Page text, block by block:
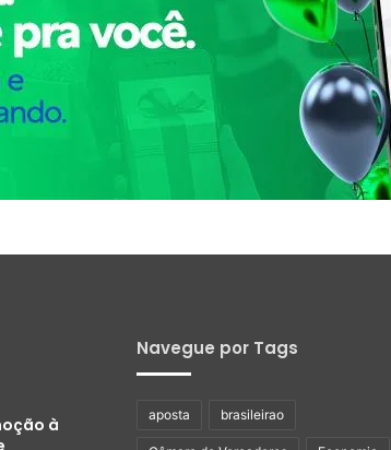
à
Navegue por Tags
aposta brasileirao